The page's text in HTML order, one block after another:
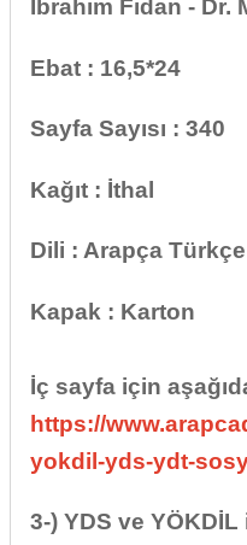
İbrahim Fidan - Dr.
Ebat : 16,5*24
Sayfa Sayısı : 340
Kağıt : İthal
Dili : Arapça Türkçe
Kapak : Karton
İç sayfa için
https://
yokdil-yds-ydt-
3-) YDS ve